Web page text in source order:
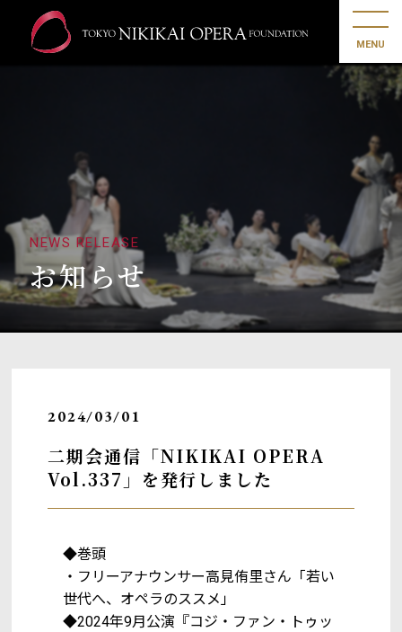
MENU
NEWS RELEASE
お知らせ
2024/03/01
二期会通信「NIKIKAI OPERA
Vol.337」を発行しました
◆巻頭
・フリーアナウンサー高見侑里さん「若い
世代へ、オペラのススメ」
◆2024年9月公演『コジ・ファン・トゥッ